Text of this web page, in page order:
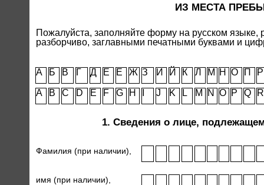
ИЗ МЕСТА
Пожалуйста, заполняйте форму на русском
разборчиво, заглавными печатными буквами и
А Б В Г Д Е Е Ж З И Й К Л М Н О П Р
A B C D E F G H J K L M N O P Q R
1. Сведения о лице,
Фамилия (при наличии),
имя (при наличии),